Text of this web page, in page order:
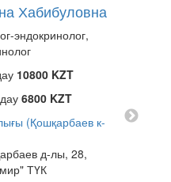
Хабибуловна
эндокринолог,
10800 KZT
6800 KZT
(Қошқарбаев к-
д-лы, 28,
ТҮК